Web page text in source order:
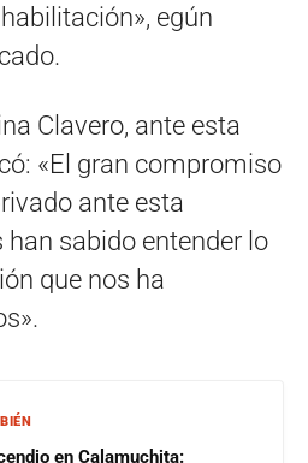
egún
Clavero, ante esta
«El gran compromiso
ante esta
han sabido entender lo
que nos ha
en Calamuchita: